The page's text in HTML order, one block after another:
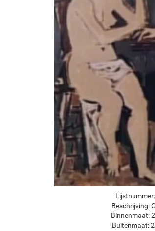
Lijstnummer:
Beschrijving:
Binnenmaat:
Buitenmaat: